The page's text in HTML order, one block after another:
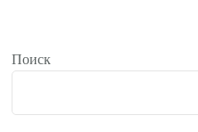
Поиск